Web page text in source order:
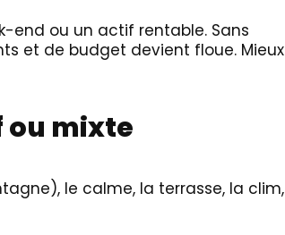
end ou un actif rentable. Sans
et de budget devient floue. Mieux
ou mixte
le calme, la terrasse, la clim,